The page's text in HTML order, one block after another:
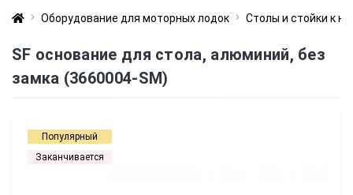
Оборудование для моторных лодок Столы и стойки к
SF основание для стола, алюминий, без
замка (3660004-SM)
Популярный
Заканчивается